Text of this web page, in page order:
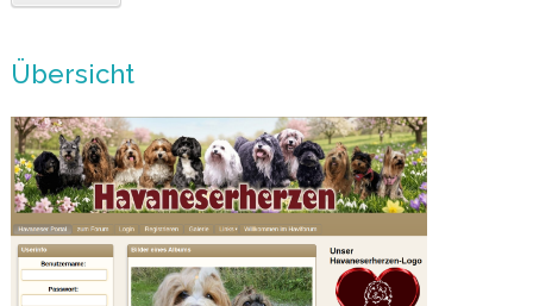
Übersicht